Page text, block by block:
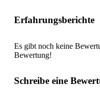
Erfahrungsberichte
Es gibt noch keine
Bewertung!
Schreibe eine